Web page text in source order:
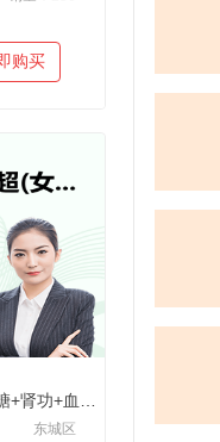
购买
+血脂+肝功
东城区